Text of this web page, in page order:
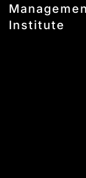
Institute